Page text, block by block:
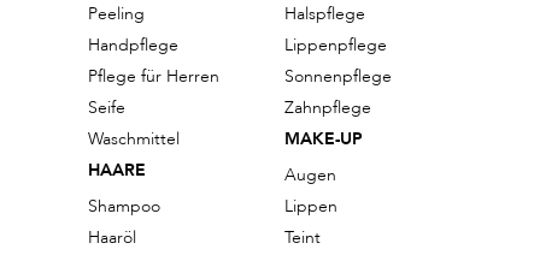
Peeling
Handpflege
Pflege für Herren
Seife
Waschmittel
HAARE
Shampoo
Haaröl
Halspflege
Lippenpflege
Sonnenpflege
Zahnpflege
MAKE-UP
Augen
Lippen
Teint